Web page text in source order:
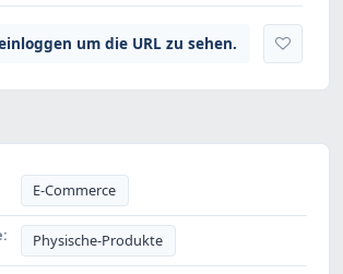
um die URL zu sehen.
E-Commerce
Physische-Produkte